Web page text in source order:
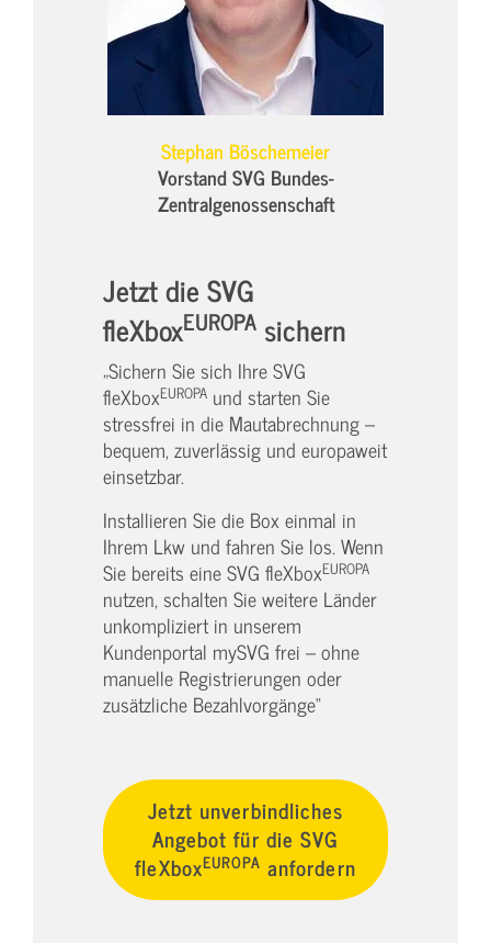
Stephan Böschemeier
Vorstand SVG Bundes-
Zentralgenossenschaft
Jetzt die SVG
fleXboxEUROPA sichern
„Sichern Sie sich Ihre SVG
fleXboxEUROPA und starten Sie
stressfrei in die Mautabrechnung –
bequem, zuverlässig und europaweit
einsetzbar.
Installieren Sie die Box einmal in
Ihrem Lkw und fahren Sie los. Wenn
Sie bereits eine SVG fleXboxEUROPA
nutzen, schalten Sie weitere Länder
unkompliziert in unserem
Kundenportal mySVG frei – ohne
manuelle Registrierungen oder
zusätzliche Bezahlvorgänge“
Jetzt unverbindliches
Angebot für die SVG
fleXboxEUROPA anfordern